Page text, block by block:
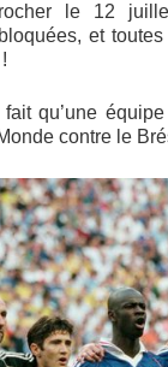
le 12
et
qu’une
contre le